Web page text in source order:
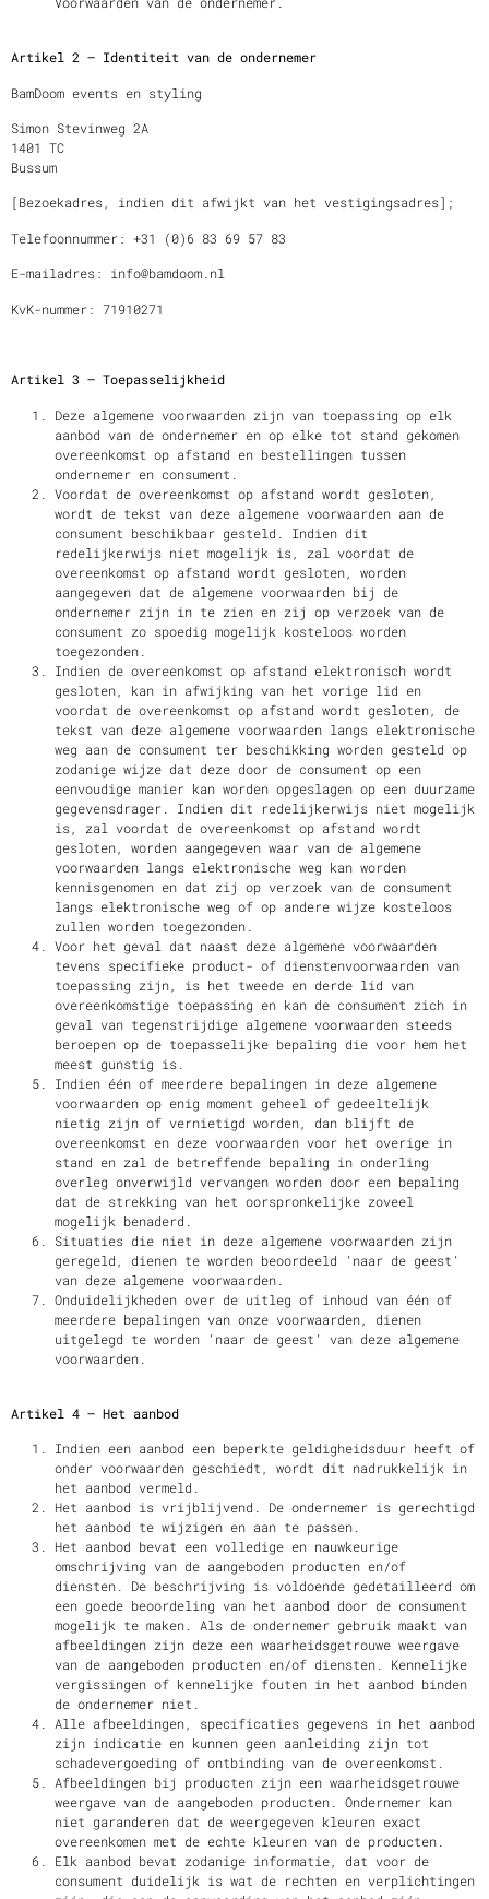
Artikel 2 – Identiteit van de ondernemer
BamDoom events en styling
Simon Stevinweg 2A
1401 TC
Bussum
[Bezoekadres, indien dit afwijkt van het vestigingsadres];
Telefoonnummer: +31 (0)6 83 69 57 83
E-mailadres: info@bamdoom.nl
KvK-nummer: 71910271
Artikel 3 – Toepasselijkheid
Deze algemene voorwaarden zijn van toepassing op elk
aanbod van de ondernemer en op elke tot stand gekomen
overeenkomst op afstand en bestellingen tussen
ondernemer en consument.
Voordat de overeenkomst op afstand wordt gesloten,
wordt de tekst van deze algemene voorwaarden aan de
consument beschikbaar gesteld. Indien dit
redelijkerwijs niet mogelijk is, zal voordat de
overeenkomst op afstand wordt gesloten, worden
aangegeven dat de algemene voorwaarden bij de
ondernemer zijn in te zien en zij op verzoek van de
consument zo spoedig mogelijk kosteloos worden
toegezonden.
Indien de overeenkomst op afstand elektronisch wordt
gesloten, kan in afwijking van het vorige lid en
voordat de overeenkomst op afstand wordt gesloten, de
tekst van deze algemene voorwaarden langs elektronische
weg aan de consument ter beschikking worden gesteld op
zodanige wijze dat deze door de consument op een
eenvoudige manier kan worden opgeslagen op een duurzame
gegevensdrager. Indien dit redelijkerwijs niet mogelijk
is, zal voordat de overeenkomst op afstand wordt
gesloten, worden aangegeven waar van de algemene
voorwaarden langs elektronische weg kan worden
kennisgenomen en dat zij op verzoek van de consument
langs elektronische weg of op andere wijze kosteloos
zullen worden toegezonden.
Voor het geval dat naast deze algemene voorwaarden
tevens specifieke product- of dienstenvoorwaarden van
toepassing zijn, is het tweede en derde lid van
overeenkomstige toepassing en kan de consument zich in
geval van tegenstrijdige algemene voorwaarden steeds
beroepen op de toepasselijke bepaling die voor hem het
meest gunstig is.
Indien één of meerdere bepalingen in deze algemene
voorwaarden op enig moment geheel of gedeeltelijk
nietig zijn of vernietigd worden, dan blijft de
overeenkomst en deze voorwaarden voor het overige in
stand en zal de betreffende bepaling in onderling
overleg onverwijld vervangen worden door een bepaling
dat de strekking van het oorspronkelijke zoveel
mogelijk benaderd.
Situaties die niet in deze algemene voorwaarden zijn
geregeld, dienen te worden beoordeeld ‘naar de geest’
van deze algemene voorwaarden.
Onduidelijkheden over de uitleg of inhoud van één of
meerdere bepalingen van onze voorwaarden, dienen
uitgelegd te worden ‘naar de geest’ van deze algemene
voorwaarden.
Artikel 4 – Het aanbod
Indien een aanbod een beperkte geldigheidsduur heeft of
onder voorwaarden geschiedt, wordt dit nadrukkelijk in
het aanbod vermeld.
Het aanbod is vrijblijvend. De ondernemer is gerechtigd
het aanbod te wijzigen en aan te passen.
Het aanbod bevat een volledige en nauwkeurige
omschrijving van de aangeboden producten en/of
diensten. De beschrijving is voldoende gedetailleerd om
een goede beoordeling van het aanbod door de consument
mogelijk te maken. Als de ondernemer gebruik maakt van
afbeeldingen zijn deze een waarheidsgetrouwe weergave
van de aangeboden producten en/of diensten. Kennelijke
vergissingen of kennelijke fouten in het aanbod binden
de ondernemer niet.
Alle afbeeldingen, specificaties gegevens in het aanbod
zijn indicatie en kunnen geen aanleiding zijn tot
schadevergoeding of ontbinding van de overeenkomst.
Afbeeldingen bij producten zijn een waarheidsgetrouwe
weergave van de aangeboden producten. Ondernemer kan
niet garanderen dat de weergegeven kleuren exact
overeenkomen met de echte kleuren van de producten.
Elk aanbod bevat zodanige informatie, dat voor de
consument duidelijk is wat de rechten en verplichtingen